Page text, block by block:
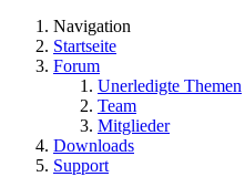
Navigation
Startseite
Forum
Unerledigte Themen
Team
Mitglieder
Downloads
Support